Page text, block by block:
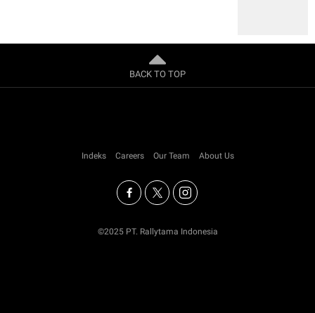
BACK TO TOP
Indeks Careers Our Team About Us
©2025 PT. Rallytama Indonesia